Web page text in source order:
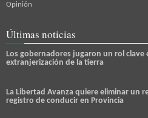
Opinión
Últimas noticias
Los gobernadores jugaron un rol clave
extranjerización de la tierra
La Libertad Avanza quiere eliminar un
registro de conducir en Provincia